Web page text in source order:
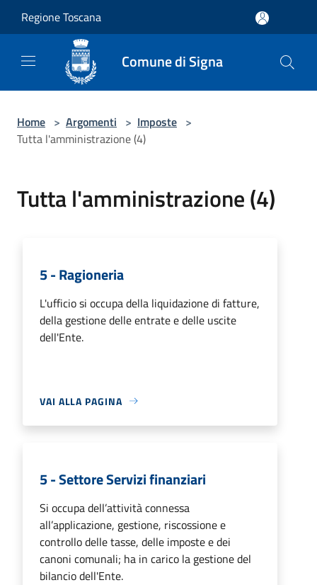
Regione Toscana
Comune di Signa
Home > Argomenti > Imposte >
Tutta l'amministrazione (4)
Tutta l'amministrazione (4)
5 - Ragioneria
L'ufficio si occupa della liquidazione di fatture,
della gestione delle entrate e delle uscite
dell'Ente.
VAI ALLA PAGINA
5 - Settore Servizi finanziari
Si occupa dell’attività connessa
all’applicazione, gestione, riscossione e
controllo delle tasse, delle imposte e dei
canoni comunali; ha in carico la gestione del
bilancio dell'Ente.